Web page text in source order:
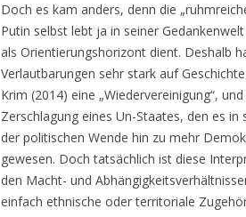
Doch es kam anders, denn die
Putin selbst lebt ja in seiner
als Orientierungshorizont dient. Deshalb
Verlautbarungen sehr stark auf
Krim (2014) eine „Wiedervereinigung“,
Zerschlagung eines Un-Staates, den es
der politischen Wende hin zu mehr
gewesen. Doch tatsächlich ist diese
den Macht- und
einfach ethnische oder territoriale